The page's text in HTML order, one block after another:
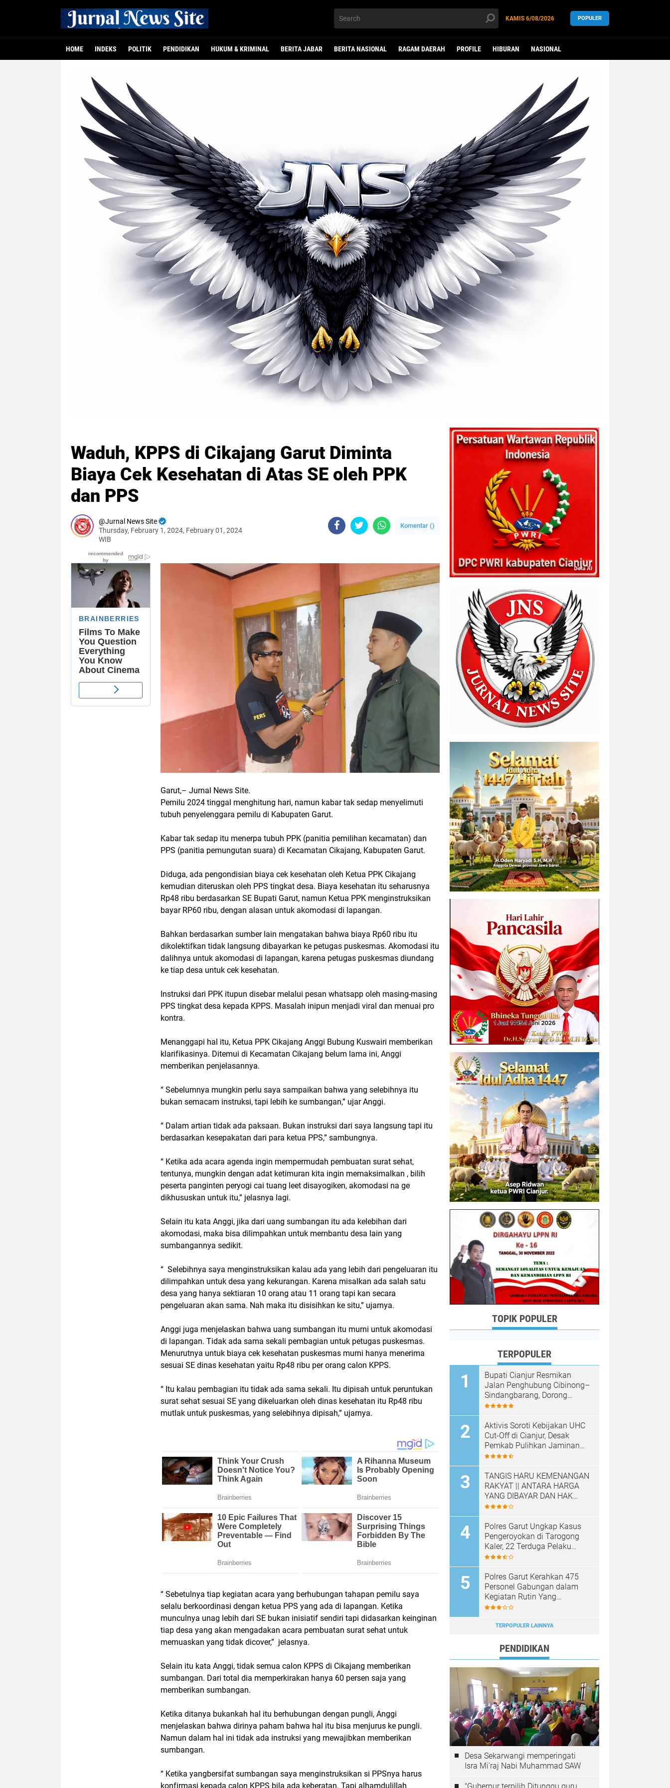
KAMIS 6/08/2026 POPULER
HOME INDEKS POLITIK PENDIDIKAN HUKUM & KRIMINAL BERITA JABAR BERITA NASIONAL RAGAM DAERAH PROFILE HIBURAN NASIONAL
Waduh, KPPS di Cikajang Garut Diminta
Biaya Cek Kesehatan di Atas SE oleh PPK
dan PPS
Jurnal News Site
Thursday, February 1, 2024, February 01, 2024
WIB
Komentar ()
Garut,– Jurnal News Site.
Pemilu 2024 tinggal menghitung hari, namun kabar tak sedap menyelimuti
tubuh penyelenggara pemilu di Kabupaten Garut.
Kabar tak sedap itu menerpa tubuh PPK (panitia pemilihan kecamatan) dan
PPS (panitia pemungutan suara) di Kecamatan Cikajang, Kabupaten Garut.
Diduga, ada pengondisian biaya cek kesehatan oleh Ketua PPK Cikajang
kemudian diteruskan oleh PPS tingkat desa. Biaya kesehatan itu seharusnya
Rp48 ribu berdasarkan SE Bupati Garut, namun Ketua PPK menginstruksikan
bayar RP60 ribu, dengan alasan untuk akomodasi di lapangan.
Bahkan berdasarkan sumber lain mengatakan bahwa biaya Rp60 ribu itu
dikolektifkan tidak langsung dibayarkan ke petugas puskesmas. Akomodasi itu
dalihnya untuk akomodasi di lapangan, karena petugas puskesmas diundang
ke tiap desa untuk cek kesehatan.
Instruksi dari PPK itupun disebar melalui pesan whatsapp oleh masing-masing
PPS tingkat desa kepada KPPS. Masalah inipun menjadi viral dan menuai pro
kontra.
Menanggapi hal itu, Ketua PPK Cikajang Anggi Bubung Kuswairi memberikan
klarifikasinya. Ditemui di Kecamatan Cikajang belum lama ini, Anggi
memberikan penjelasannya.
“ Sebelumnya mungkin perlu saya sampaikan bahwa yang selebihnya itu
bukan semacam instruksi, tapi lebih ke sumbangan,” ujar Anggi.
“ Dalam artian tidak ada paksaan. Bukan instruksi dari saya langsung tapi itu
berdasarkan kesepakatan dari para ketua PPS,” sambungnya.
“ Ketika ada acara agenda ingin mempermudah pembuatan surat sehat,
tentunya, mungkin dengan adat ketimuran kita ingin memaksimalkan , bilih
peserta panginten peryogi cai tuang leet disayogiken, akomodasi na ge
dikhususkan untuk itu,” jelasnya lagi.
Selain itu kata Anggi, jika dari uang sumbangan itu ada kelebihan dari
akomodasi, maka bisa dilimpahkan untuk membantu desa lain yang
sumbangannya sedikit.
“ Selebihnya saya menginstruksikan kalau ada yang lebih dari pengeluaran itu
dilimpahkan untuk desa yang kekurangan. Karena misalkan ada salah satu
desa yang hanya sektiaran 10 orang atau 11 orang tapi kan secara
pengeluaran akan sama. Nah maka itu disisihkan ke situ,” ujarnya.
Anggi juga menjelaskan bahwa uang sumbangan itu murni untuk akomodasi
di lapangan. Tidak ada sama sekali pembagian untuk petugas puskesmas.
Menurutnya untuk biaya cek kesehatan puskesmas murni hanya menerima
sesuai SE dinas kesehatan yaitu Rp48 ribu per orang calon KPPS.
“ Itu kalau pembagian itu tidak ada sama sekali. Itu dipisah untuk peruntukan
surat sehat sesuai SE yang dikeluarkan oleh dinas kesehatan itu Rp48 ribu
mutlak untuk puskesmas, yang selebihnya dipisah,” ujarnya.
“ Sebetulnya tiap kegiatan acara yang berhubungan tahapan pemilu saya
selalu berkoordinasi dengan ketua PPS yang ada di lapangan. Ketika
munculnya unag lebih dari SE bukan inisiatif sendiri tapi didasarkan keinginan
tiap desa yang akan mengadakan acara pembuatan surat sehat untuk
memuaskan yang tidak dicover,” jelasnya.
Selain itu kata Anggi, tidak semua calon KPPS di Cikajang memberikan
sumbangan. Dari total dia memperkirakan hanya 60 persen saja yang
memberikan sumbangan.
Ketika ditanya bukankah hal itu berhubungan dengan pungli, Anggi
menjelaskan bahwa dirinya paham bahwa hal itu bisa menjurus ke pungli.
Namun dalam hal ini tidak ada instruksi yang mewajibkan memberikan
sumbangan.
“ Ketika yangbersifat sumbangan saya menginstruksikan si PPSnya harus
konfirmasi kepada calon KPPS bila ada keberatan. Tapi alhamdulillah
TOPIK POPULER
TERPOPULER
Bupati Cianjur Resmikan
Jalan Penghubung Cibinong–
Sindangbarang, Dorong
Konektivitas dan
Cianjur Selatan
Aktivis Soroti Kebijakan UHC
Cut-Off di Cianjur, Desak
Pemkab Pulihkan Jaminan
Kesehatan Warga
TANGIS HARU KEMENANGAN
RAKYAT || ANTARA HARGA
YANG DIBAYAR DAN HAK
YANG DIRAMPAS
Polres Garut Ungkap Kasus
Pengeroyokan di Tarogong
Kaler, 22 Terduga Pelaku
Berhasil Diamankan
Polres Garut Kerahkan 475
Personel Gabungan dalam
Kegiatan Rutin Yang
Ditingkatkan, Ciptakan Situasi
Kondusif
TERPOPULER LAINNYA
PENDIDIKAN
Desa Sekarwangi memperingati
Isra Mi'raj Nabi Muhammad SAW